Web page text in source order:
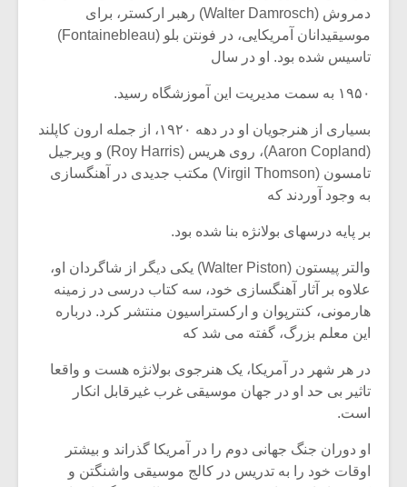
دمروش (Walter Damrosch) رهبر ارکستر، برای
موسیقیدانان آمریکایی، در فونتن بلو (Fontainebleau)
تاسیس شده بود. او در سال
۱۹۵۰ به سمت مدیریت این آموزشگاه رسید.
بسیاری از هنرجویان او در دهه ۱۹۲۰، از جمله ارون کاپلند
(Aaron Copland)، روی هریس (Roy Harris) و ویرجیل
تامسون (Virgil Thomson) مکتب جدیدی در آهنگسازی
به وجود آوردند که
بر پایه درسهای بولانژه بنا شده بود.
والتر پیستون (Walter Piston) یکی دیگر از شاگردان او،
علاوه بر آثار آهنگسازی خود، سه کتاب درسی در زمینه
هارمونی، کنترپوان و ارکستراسیون منتشر کرد. درباره
این معلم بزرگ، گفته می شد که
در هر شهر در آمریکا، یک هنرجوی بولانژه هست و واقعا
تاثیر بی حد او در جهان موسیقی غرب غیرقابل انکار
است.
او دوران جنگ جهانی دوم را در آمریکا گذراند و بیشتر
اوقات خود را به تدریس در کالج موسیقی واشنگتن و